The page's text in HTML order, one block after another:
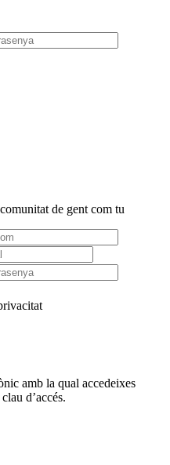
de gent com tu
amb la qual accedeixes
d’accés.